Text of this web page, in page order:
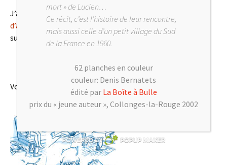
J’ai débuté cette histoire il y a trois ans (en réalisant
d’autres albums
en parallèle, avec Muge Qi
suis heureux que vous puissiez la découvrir.
Voici l’encrage puis la mise en couleur de planches :
mort » de Lucien…
Ce récit, c’est l’histoire de leur rencontre,
mais aussi celle d’un petit village du Sud
de la France en 1960.
62 planches en couleur
couleur: Denis Bernatets
édité par La Boîte à Bulle
prix du « jeune auteur », Collonges-la-Rouge 2002